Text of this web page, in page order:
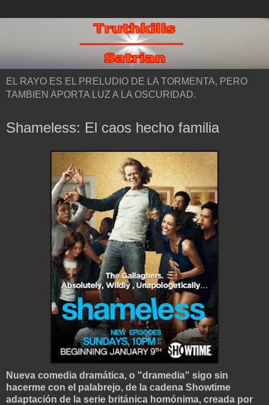
EL RAYO ES EL PRELUDIO DE LA TORMENTA, PERO
TAMBIEN APORTA LUZ A LA OSCURIDAD.
Shameless: El caos hecho familia
Nueva comedia dramática, o "dramedia" sigo sin
hacerme con el palabrejo, de la cadena Showtime
adaptación de la serie británica homónima, creada por